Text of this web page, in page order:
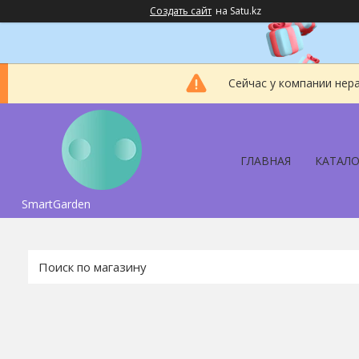
Создать сайт на Satu.kz
Сейчас у компании
SmartGarden
ГЛАВНАЯ